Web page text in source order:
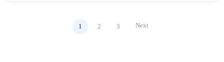
1 2 3 Next